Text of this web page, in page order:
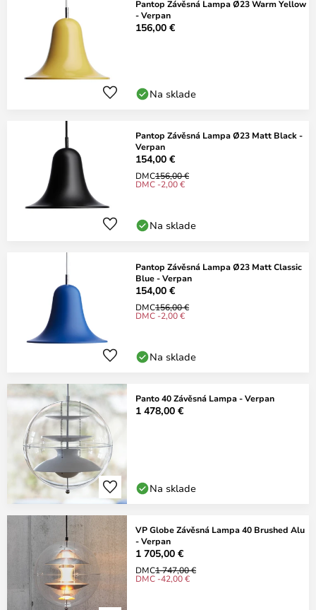
Pantop Závěsná Lampa Ø23 Warm Yellow
- Verpan
156,00 €
Na sklade
Pantop Závěsná Lampa Ø23 Matt Black -
Verpan
154,00 €
DMC156,00 €
DMC -2,00 €
Na sklade
Pantop Závěsná Lampa Ø23 Matt Classic
Blue - Verpan
154,00 €
DMC156,00 €
DMC -2,00 €
Na sklade
Panto 40 Závěsná Lampa - Verpan
1 478,00 €
Na sklade
VP Globe Závěsná Lampa 40 Brushed Alu
- Verpan
1 705,00 €
DMC1 747,00 €
DMC -42,00 €